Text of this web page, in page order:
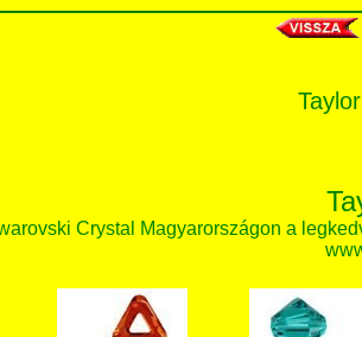
Crystal Magyarországon a